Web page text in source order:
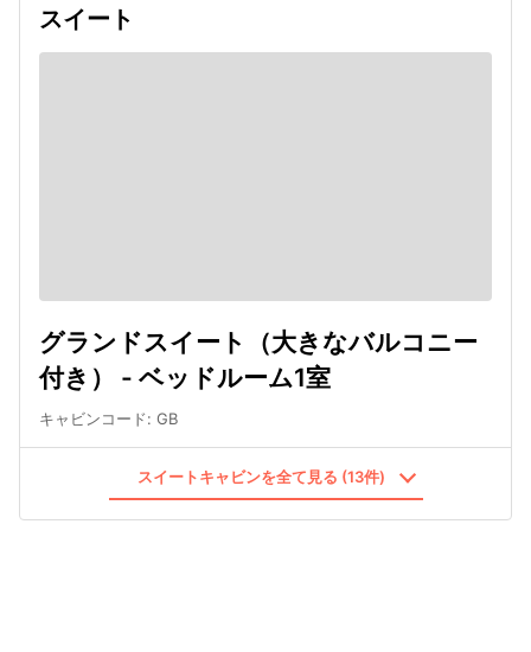
スイート
グランドスイート（大きなバルコニー
付き） - ベッドルーム1室
キャビンコード: GB
スイートキャビンを全て見る (13件)